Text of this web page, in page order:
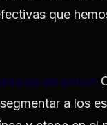
que
en datos:
a los